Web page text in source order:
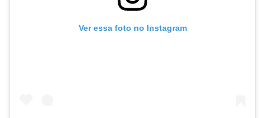
Ver essa foto no Instagram